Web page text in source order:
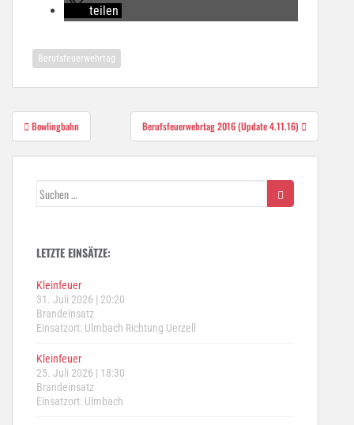
teilen
Berufsfeuerwehrtag
Beitragsnavigation
Bowlingbahn Berufsfeuerwehrtag 2016 (Update 4.11.16)
Suchen
LETZTE EINSÄTZE:
Kleinfeuer
31. Juli 2026 | 20:20
Brandeinsatz
Einsatzort: Ulmbach Richtung Uerzell
Kleinfeuer
25. Juli 2026 | 18:30
Brandeinsatz
Einsatzort: Ulmbach